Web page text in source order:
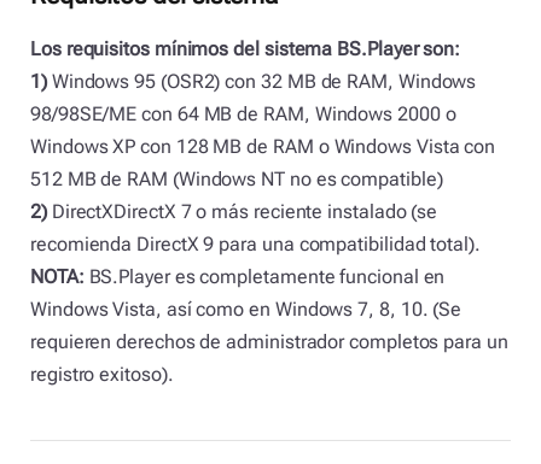
Los requisitos mínimos del sistema BS.Player son:
1)Windows 95 (OSR2) con 32 MB de RAM, Windows
98/98SE/ME con 64 MB de RAM, Windows 2000 o
Windows XP con 128 MB de RAM o Windows Vista con
512 MB de RAM (Windows NT no es compatible)
2)DirectXDirectX 7 o más reciente instalado (se
recomienda DirectX 9 para una compatibilidad total).
NOTA: BS.Player es completamente funcional en
Windows Vista, así como en Windows 7, 8, 10. (Se
requieren derechos de administrador completos para un
registro exitoso).